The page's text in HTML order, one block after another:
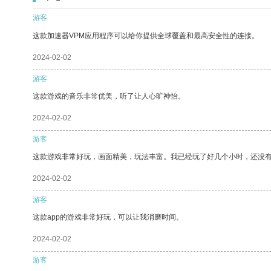
游客
这款加速器VPM应用程序可以给你提供全球覆盖和最高安全性的连接。
2024-02-02
游客
这款游戏的音乐非常优美，听了让人心旷神怡。
2024-02-02
游客
这款游戏非常好玩，画面精美，玩法丰富。我已经玩了好几个小时，还没
2024-02-02
游客
这款app的游戏非常好玩，可以让我消磨时间。
2024-02-02
游客